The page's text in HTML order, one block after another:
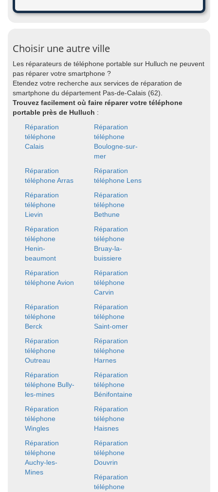
Choisir une autre ville
Les réparateurs de téléphone portable sur Hulluch ne peuvent
pas réparer votre smartphone ?
Etendez votre recherche aux services de réparation de
smartphone du département Pas-de-Calais (62).
Trouvez facilement où faire réparer votre téléphone
portable près de Hulluch :
Réparation
téléphone
Calais
Réparation
téléphone
Boulogne-sur-
mer
Réparation
téléphone Arras
Réparation
téléphone Lens
Réparation
téléphone
Lievin
Réparation
téléphone
Bethune
Réparation
téléphone
Henin-
beaumont
Réparation
téléphone
Bruay-la-
buissiere
Réparation
téléphone Avion
Réparation
téléphone
Carvin
Réparation
téléphone
Berck
Réparation
téléphone
Saint-omer
Réparation
téléphone
Outreau
Réparation
téléphone
Harnes
Réparation
téléphone Bully-
les-mines
Réparation
téléphone
Bénifontaine
Réparation
téléphone
Wingles
Réparation
téléphone
Haisnes
Réparation
téléphone
Auchy-les-
Mines
Réparation
téléphone
Douvrin
Réparation
téléphone